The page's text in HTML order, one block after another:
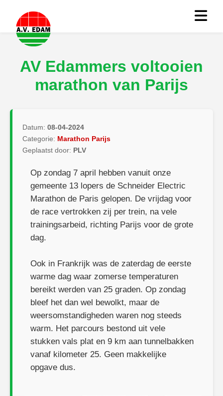
AV Edammers voltooien
marathon van Parijs
Datum: 08-04-2024
Categorie: Marathon Parijs
Geplaatst door: PLV
Op zondag 7 april hebben vanuit onze
gemeente 13 lopers de Schneider Electric
Marathon de Paris gelopen. De vrijdag voor
de race vertrokken zij per trein, na vele
trainingsarbeid, richting Parijs voor de grote
dag.
Ook in Frankrijk was de zaterdag de eerste
warme dag waar zomerse temperaturen
bereikt werden van 25 graden. Op zondag
bleef het dan wel bewolkt, maar de
weersomstandigheden waren nog steeds
warm. Het parcours bestond uit vele
stukken vals plat en 9 km aan tunnelbakken
vanaf kilometer 25. Geen makkelijke
opgave dus.